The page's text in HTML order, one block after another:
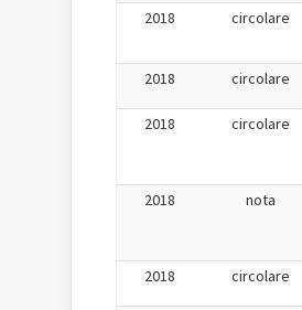
2018
circolare
2018
circolare
2018
circolare
2018
nota
2018
circolare